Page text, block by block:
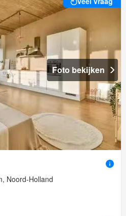
Foto bekijken
Noord-Holland